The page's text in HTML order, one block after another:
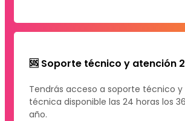
🆘 Soporte técnico y atención
Tendrás acceso a soporte técnico
técnica disponible las 24 horas los
año.